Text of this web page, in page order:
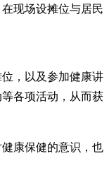
现场设摊位与居民
，以及参加健康讲
各项活动，从而获
康保健的意识，也